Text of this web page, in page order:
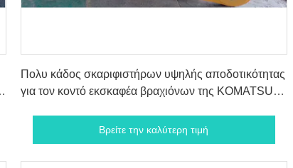
Πολυ κάδος σκαριφιστήρων υψηλής αποδοτικότητας
για τον κοντό εκσκαφέα βραχιόνων της KOMATSU
Βρείτε την καλύτερη τιμή